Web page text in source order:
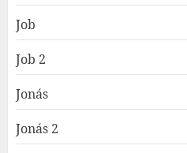
Job
Job 2
Jonás
Jonás 2